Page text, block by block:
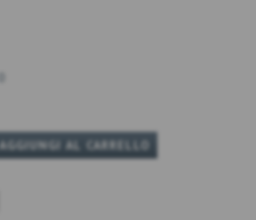
AGGIUNGI AL CARRELLO